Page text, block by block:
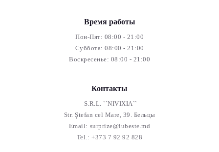
Время работы
Пон-Пят: 08:00 - 21:00
Суббота: 08:00 - 21:00
Воскресенье: 08:00 - 21:00
Контакты
S.R.L. ``NIVIXIA``
Str. Ștefan cel Mare, 39. Бельцы
Email: surprize@iubeste.md
Tel.: +373 7 92 92 828